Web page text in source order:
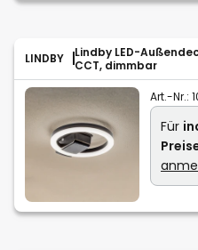
LINDBY
Lindby LED-
CCT, dimmbar
Art.-Nr.:
Für